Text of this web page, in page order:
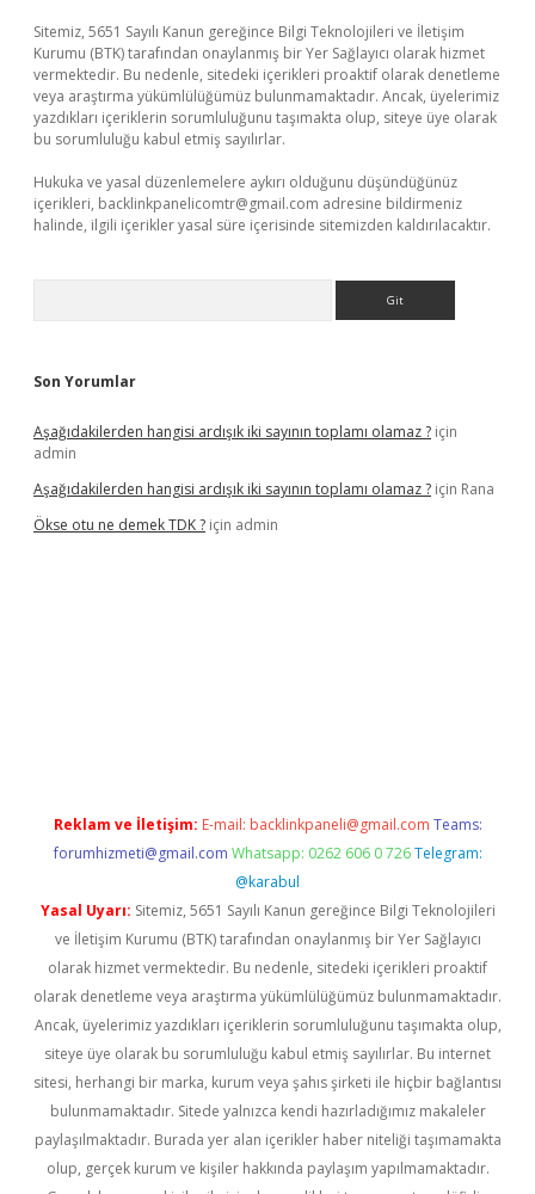
Sitemiz, 5651 Sayılı Kanun gereğince Bilgi Teknolojileri ve İletişim
Kurumu (BTK) tarafından onaylanmış bir Yer Sağlayıcı olarak hizmet
vermektedir. Bu nedenle, sitedeki içerikleri proaktif olarak denetleme
veya araştırma yükümlülüğümüz bulunmamaktadır. Ancak, üyelerimiz
yazdıkları içeriklerin sorumluluğunu taşımakta olup, siteye üye olarak
bu sorumluluğu kabul etmiş sayılırlar.
Hukuka ve yasal düzenlemelere aykırı olduğunu düşündüğünüz
içerikleri, backlinkpanelicomtr@gmail.com adresine bildirmeniz
halinde, ilgili içerikler yasal süre içerisinde sitemizden kaldırılacaktır.
Son Yorumlar
Aşağıdakilerden hangisi ardışık iki sayının toplamı olamaz ? için
admin
Aşağıdakilerden hangisi ardışık iki sayının toplamı olamaz ? için Rana
Ökse otu ne demek TDK ? için admin
Reklam ve İletişim: E-mail: backlinkpaneli@gmail.com Teams:
forumhizmeti@gmail.com Whatsapp: 0262 606 0 726 Telegram:
@karabul
Yasal Uyarı: Sitemiz, 5651 Sayılı Kanun gereğince Bilgi Teknolojileri
ve İletişim Kurumu (BTK) tarafından onaylanmış bir Yer Sağlayıcı
olarak hizmet vermektedir. Bu nedenle, sitedeki içerikleri proaktif
olarak denetleme veya araştırma yükümlülüğümüz bulunmamaktadır.
Ancak, üyelerimiz yazdıkları içeriklerin sorumluluğunu taşımakta olup,
siteye üye olarak bu sorumluluğu kabul etmiş sayılırlar. Bu internet
sitesi, herhangi bir marka, kurum veya şahıs şirketi ile hiçbir bağlantısı
bulunmamaktadır. Sitede yalnızca kendi hazırladığımız makaleler
paylaşılmaktadır. Burada yer alan içerikler haber niteliği taşımamakta
olup, gerçek kurum ve kişiler hakkında paylaşım yapılmamaktadır.